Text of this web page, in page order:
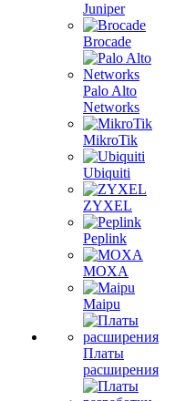
Juniper
Brocade
Palo Alto
Networks
MikroTik
Ubiquiti
ZYXEL
Peplink
MOXA
Maipu
Платы
расширения